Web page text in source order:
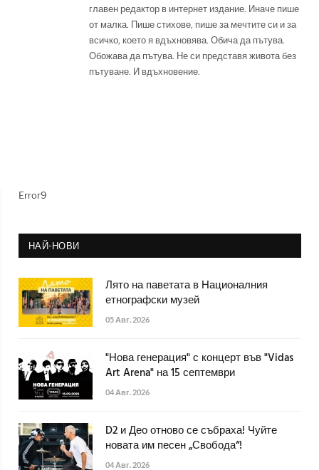
главен редактор в интернет издание. Иначе пише
от малка. Пише стихове, пише за мечтите си и за
всичко, което я вдъхновява. Обича да пътува.
Обожава да пътува. Не си представя живота без
пътуване. И вдъхновение.
Error9
НАЙ-НОВИ
Лято на паветата в Националния
етнографски музей
05 Авг. 2026
"Нова генерация" с концерт във "Vidas
Art Arena" на 15 септември
04 Авг. 2026
D2 и Део отново се събраха! Чуйте
новата им песен „Свобода“!
04 Авг. 2026